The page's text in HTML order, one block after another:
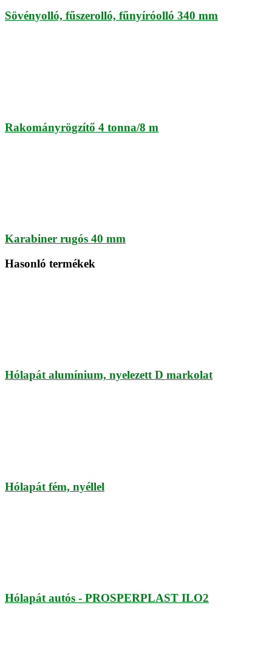
Sövényolló, fűszerolló, fűnyíróolló 340 mm
Rakományrögzítő 4 tonna/8 m
Karabiner rugós 40 mm
Hasonló termékek
Hólapát alumínium, nyelezett D markolat
Hólapát fém, nyéllel
Hólapát autós - PROSPERPLAST ILO2